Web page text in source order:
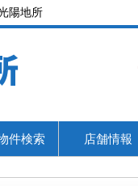
陽地所
件検索 店舗情報